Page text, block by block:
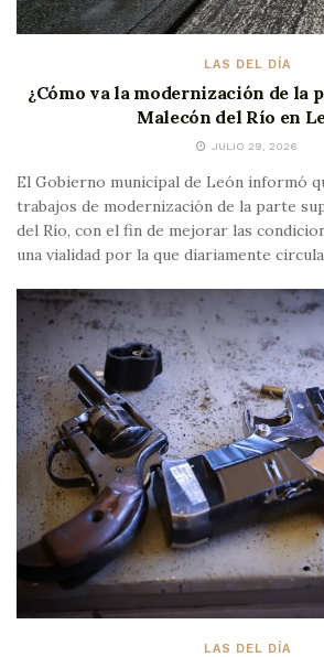
LAS DEL DÍA
¿Cómo va la modernización de la
Malecón del Río en
JULIO 29, 2026
El Gobierno municipal de León informó
trabajos de modernización de la parte
del Río, con el fin de mejorar las
una vialidad por la que diariamente
LAS DEL DÍA